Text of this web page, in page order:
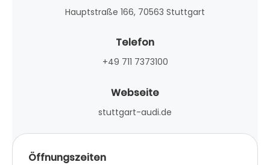
Hauptstraße 166, 70563 Stuttgart
Telefon
+49 711 7373100
Webseite
stuttgart-audi.de
Öffnungszeiten